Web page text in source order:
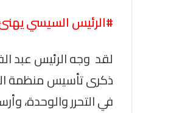
#الرئيس السيسي يهنئ
لقد وجه الرئيس عبد
ذكرى تأسيس منظمة
في التحرر والوحدة،